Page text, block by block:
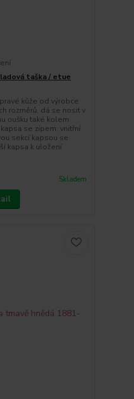
taška / etue
kůže od výrobce
rozměrů, dá se nosit v
oušku také kolem
se zipem, vnitřní
sekcí kapsou se
kapsa k uložení
Skladem